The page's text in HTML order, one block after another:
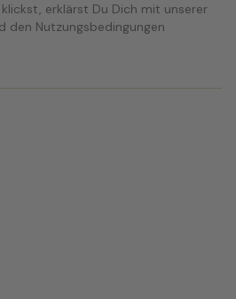
klickst, erklärst Du Dich mit unserer
den Nutzungsbedingungen